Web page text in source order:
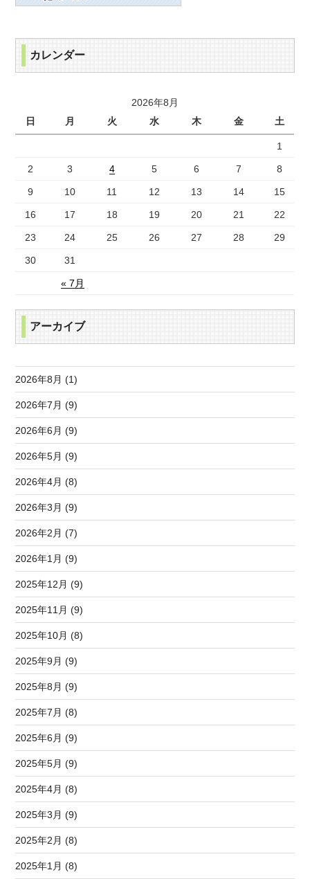
カレンダー
2026年8月
日
月 火 水 木 金 土
« 7月
1
2 3 4 5 6 7 8
9 10 11 12 13 14 15
16 17 18 19 20 21 22
23 24 25 26 27 28 29
30 31
アーカイブ
2026年8月 (1)
2026年7月 (9)
2026年6月 (9)
2026年5月 (9)
2026年4月 (8)
2026年3月 (9)
2026年2月 (7)
2026年1月 (9)
2025年12月 (9)
2025年11月 (9)
2025年10月 (8)
2025年9月 (9)
2025年8月 (9)
2025年7月 (8)
2025年6月 (9)
2025年5月 (9)
2025年4月 (8)
2025年3月 (9)
2025年2月 (8)
2025年1月 (8)